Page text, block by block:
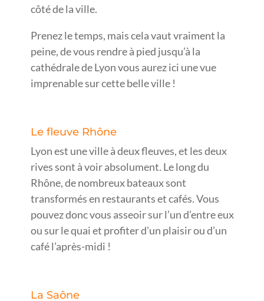
côté de la ville.
Prenez le temps, mais cela vaut vraiment la
peine, de vous rendre à pied jusqu’à la
cathédrale de Lyon vous aurez ici une vue
imprenable sur cette belle ville !
Le fleuve Rhône
Lyon est une ville à deux fleuves, et les deux
rives sont à voir absolument. Le long du
Rhône, de nombreux bateaux sont
transformés en restaurants et cafés. Vous
pouvez donc vous asseoir sur l’un d’entre eux
ou sur le quai et profiter d’un plaisir ou d’un
café l’après-midi !
La Saône